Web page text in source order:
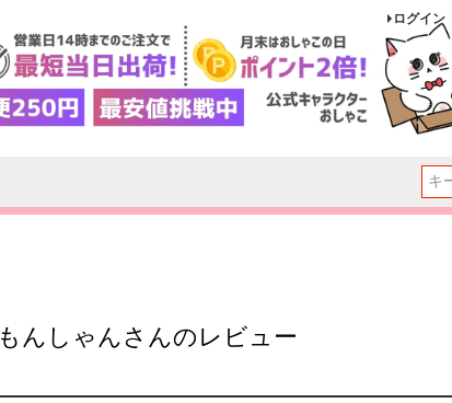
ログイン
もんしゃんさんのレビュー